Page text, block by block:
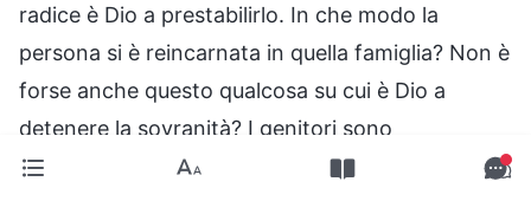
radice è Dio a prestabilirlo. In che modo la
persona si è reincarnata in quella famiglia? Non è
forse anche questo qualcosa su cui è Dio a
detenere la sovranità? I genitori sono
responsabili solo di crescere i figli fino all’età